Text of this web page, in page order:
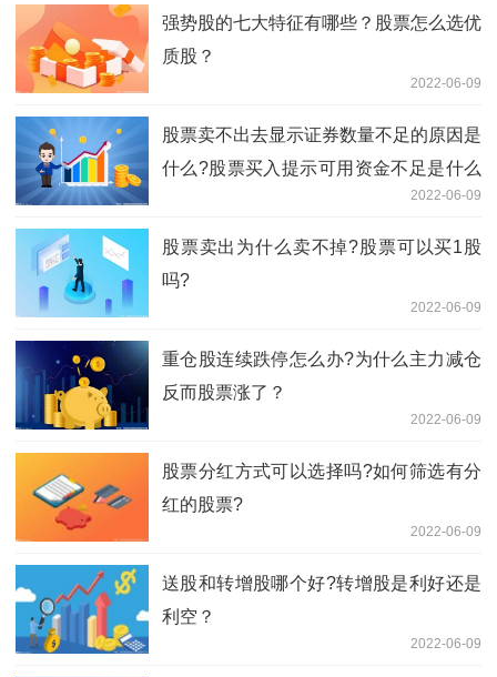
强势股的七大特征有哪些？股票怎么选优
质股？
2022-06-09
股票卖不出去显示证券数量不足的原因是
什么?股票买入提示可用资金不足是什么
2022-06-09
股票卖出为什么卖不掉?股票可以买1股
吗?
2022-06-09
重仓股连续跌停怎么办?为什么主力减仓
反而股票涨了？
2022-06-09
股票分红方式可以选择吗?如何筛选有分
红的股票?
2022-06-09
送股和转增股哪个好?转增股是利好还是
利空？
2022-06-09